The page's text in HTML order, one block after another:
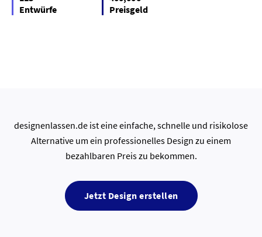
Entwürfe
Preisgeld
designenlassen.de ist eine einfache, schnelle und risikolose
Alternative um ein professionelles Design zu einem
bezahlbaren Preis zu bekommen.
Jetzt Design erstellen